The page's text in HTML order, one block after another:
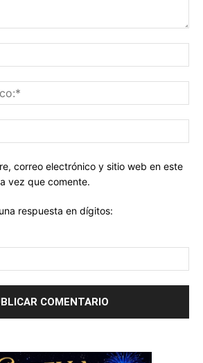
correo electrónico y sitio web en este
vez que comente.
respuesta en dígitos: